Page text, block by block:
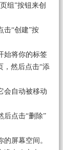
组”按钮来创
击“创建”按
始将你的标签
，然后点击“添
会自动被移动
后点击“删除”
屏幕空间。